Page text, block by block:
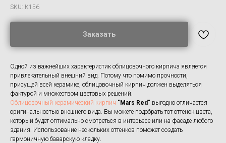
SKU: К156
Заказать
Одной из важнейших характеристик облицовочного кирпича является
привлекательный внешний вид. Потому что помимо прочности,
присущей всей керамике, облицовочный кирпич должен выделяться
фактурой и множеством цветовых решений.
Облицовочный керамический кирпич "Mars Red" выгодно отличается
оригинальностью внешнего вида. Вы можете подобрать тот оттенок цвета,
который будет оптимально смотреться в интерьере или на фасаде любого
здания. Использование нескольких оттенков поможет создать
гармоничную баварскую кладку.